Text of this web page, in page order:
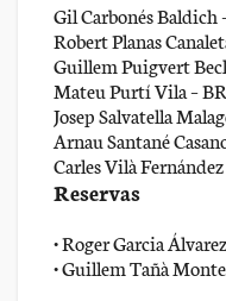
Gil Carbonés
Robert Planas
Guillem Puigvert
Mateu Purtí Vila –
Josep Salvatella
Arnau Santané
Carles Vilà
Reservas
• Roger Garcia
• Guillem Tañà